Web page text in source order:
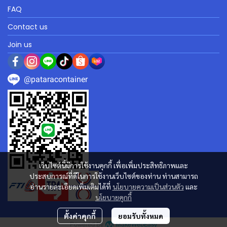
เว็บไซต์นี้มีการใช้งานคุกกี้ เพื่อเพิ่มประสิทธิภาพและ
ประสบการณ์ที่ดีในการใช้งานเว็บไซต์ของท่าน ท่านสามารถ
อ่านรายละเอียดเพิ่มเติมได้ที่ นโยบายความเป็นส่วนตัว และ
นโยบายคุกกี้
ตั้งค่าคุกกี้ ยอมรับทั้งหมด
FAQ
Contact us
Join us
@pataracontainer
Powered By MakeWebEasy